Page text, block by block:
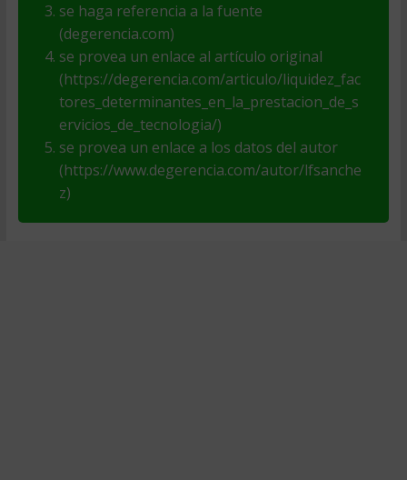
se haga referencia a la fuente
(degerencia.com)
se provea un enlace al artículo original
(https://degerencia.com/articulo/liquidez_fac
tores_determinantes_en_la_prestacion_de_s
ervicios_de_tecnologia/)
se provea un enlace a los datos del autor
(https://www.degerencia.com/autor/lfsanche
z)